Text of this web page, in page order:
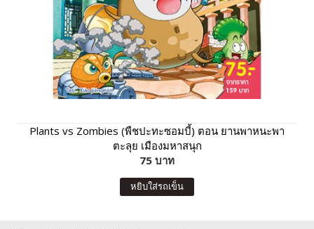
Plants vs Zombies (พืชปะทะซอมบี้) ตอน ยานพาหนะพา
ตะลุย เมืองมหาสนุก
75 บาท
หยิบใส่รถเข็น